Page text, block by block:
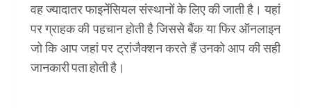
वह ज्यादातर फाइनेंसियल संस्थानों के लिए की जाती है। यहां
पर ग्राहक की पहचान होती है जिससे बैंक या फिर ऑनलाइन
जो कि आप जहां पर ट्रांजैक्शन करते हैं उनको आप की सही
जानकारी पता होती है।